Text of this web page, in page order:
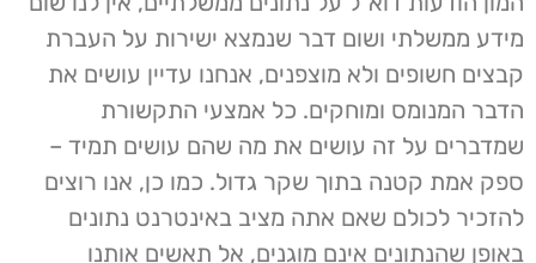
מידע ממשלתי ושום דבר שנמצא ישירות על העברת
קבצים חשופים ולא מוצפנים, אנחנו עדיין עושים את
הדבר המנומס ומוחקים. כל אמצעי התקשורת
שמדברים על זה עושים את מה שהם עושים תמיד –
ספק אמת קטנה בתוך שקר גדול. כמו כן, אנו רוצים
להזכיר לכולם שאם אתה מציב באינטרנט נתונים
באופן שהנתונים אינם מוגנים, אל תאשים אותנו